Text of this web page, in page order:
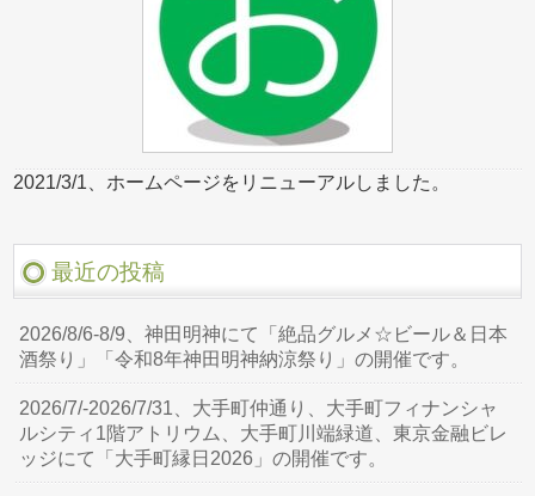
2021/3/1、ホームページをリニューアルしました。
最近の投稿
2026/8/6-8/9、神田明神にて「絶品グルメ☆ビール＆日本
酒祭り」「令和8年神田明神納涼祭り」の開催です。
2026/7/-2026/7/31、大手町仲通り、大手町フィナンシャ
ルシティ1階アトリウム、大手町川端緑道、東京金融ビレ
ッジにて「大手町縁日2026」の開催です。